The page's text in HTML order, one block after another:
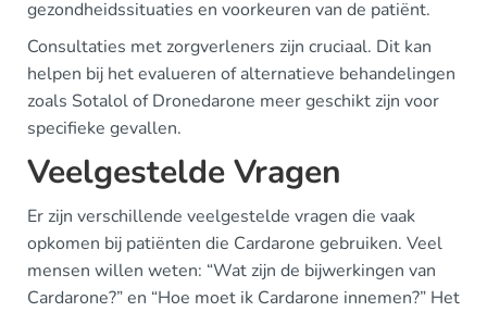
gezondheidssituaties en voorkeuren van de patiënt.
Consultaties met zorgverleners zijn cruciaal. Dit kan
helpen bij het evalueren of alternatieve behandelingen
zoals Sotalol of Dronedarone meer geschikt zijn voor
specifieke gevallen.
Veelgestelde Vragen
Er zijn verschillende veelgestelde vragen die vaak
opkomen bij patiënten die Cardarone gebruiken. Veel
mensen willen weten: “Wat zijn de bijwerkingen van
Cardarone?” en “Hoe moet ik Cardarone innemen?” Het